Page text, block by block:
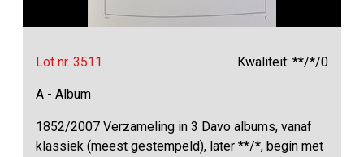
Lot nr. 3511 Kwaliteit: **/*/0
A - Album
1852/2007 Verzameling in 3 Davo albums, vanaf
klassiek (meest gestempeld), later **/*, begin met